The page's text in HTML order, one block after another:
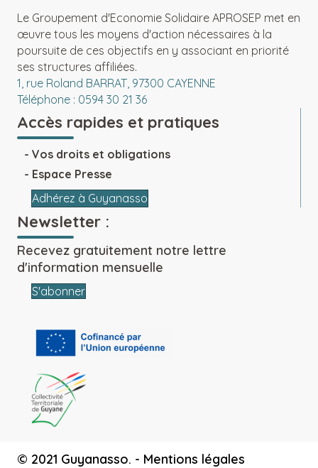
Le Groupement d'Economie Solidaire APROSEP met en
œuvre tous les moyens d'action nécessaires à la
poursuite de ces objectifs en y associant en priorité
ses structures affiliées.
1, rue Roland BARRAT, 97300 CAYENNE
Téléphone : 0594 30 21 36
Accès rapides et pratiques
Vos droits et obligations
Espace Presse
Adhérez à Guyanasso
Newsletter :
Recevez gratuitement notre lettre
d'information mensuelle
S'abonner
© 2021 Guyanasso. - Mentions légales